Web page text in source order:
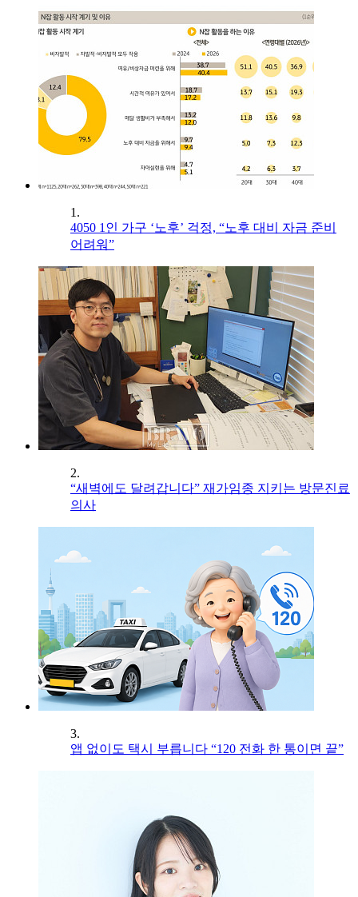
1.
4050 1인 가구 ‘노후’ 걱정, “노후 대비 자금 준비
어려워”
2.
“새벽에도 달려갑니다” 재가임종 지키는 방문진료
의사
3.
앱 없이도 택시 부릅니다 “120 전화 한 통이면 끝”